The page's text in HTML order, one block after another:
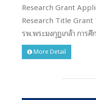
Research Grant
Research Title
รพ.พระมงกุฏเกล้า การศึก
More Detail